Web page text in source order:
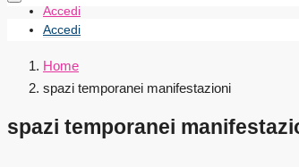
Accedi
Accedi
Home
spazi temporanei manifestazioni
spazi temporanei